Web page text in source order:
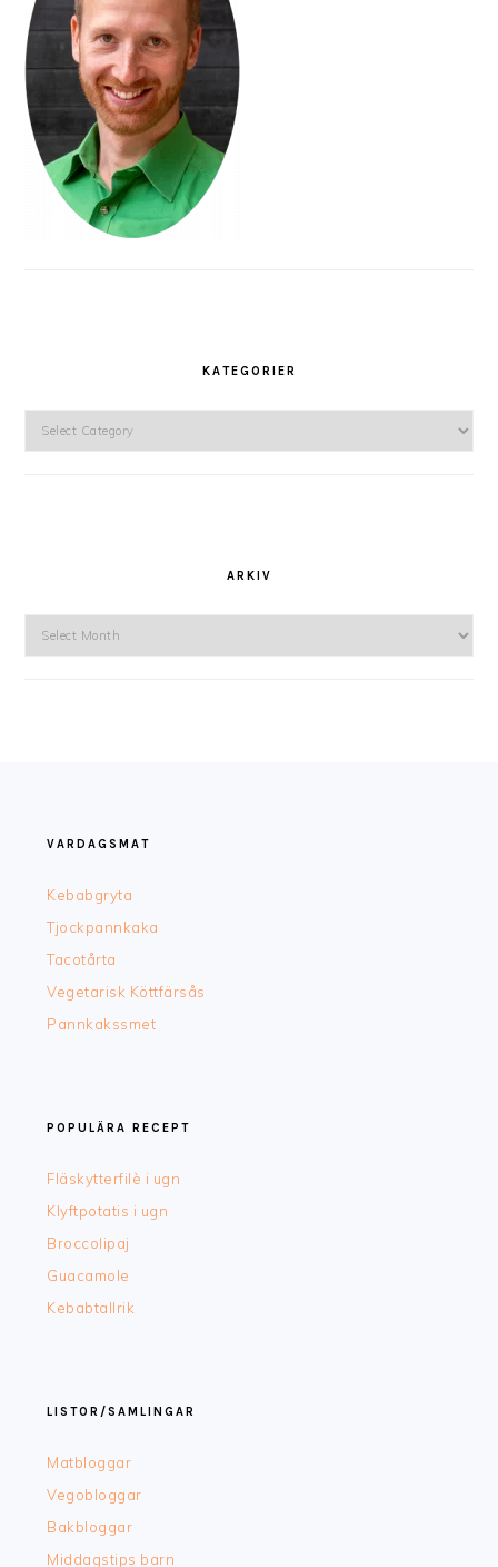
KATEGORIER
Kategorier
ARKIV
Arkiv
VARDAGSMAT
Kebabgryta
Tjockpannkaka
Tacotårta
Vegetarisk Köttfärsås
Pannkakssmet
POPULÄRA RECEPT
Fläskytterfilè i ugn
Klyftpotatis i ugn
Broccolipaj
Guacamole
Kebabtallrik
LISTOR/SAMLINGAR
Matbloggar
Vegobloggar
Bakbloggar
Middagstips barn